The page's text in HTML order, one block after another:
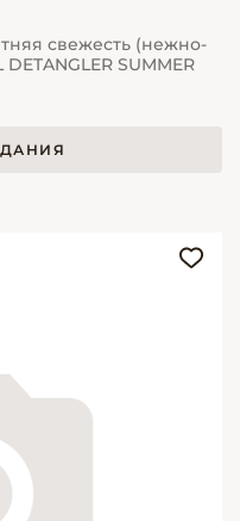
свежесть (нежно-
SUMMER